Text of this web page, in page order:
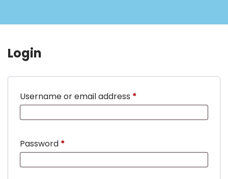
Login
Username or email address *
Password *